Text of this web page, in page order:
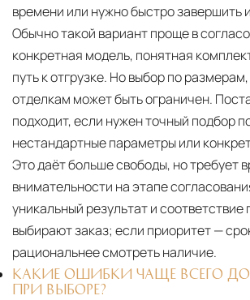
времени или нужно быстро завершить
Обычно такой вариант проще в
конкретная модель, понятная
путь к отгрузке. Но выбор по
отделкам может быть ограничен.
подходит, если нужен точный подбор
нестандартные параметры или
Это даёт больше свободы, но требует
внимательности на этапе
уникальный результат и соответствие
выбирают заказ; если приоритет —
рациональнее смотреть наличие.
КАКИЕ ОШИБКИ ЧАЩЕ ВСЕГО
ПРИ ВЫБОРЕ?